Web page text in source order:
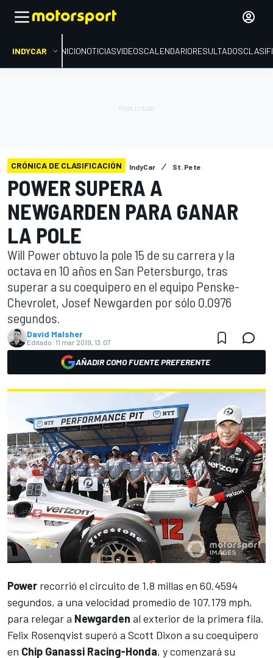
INDYCAR INICIONOTICIASVIDEOSCALENDARIORESULTADOS
CRÓNICA DE CLASIFICACIÓN IndyCar St. Pete
POWER SUPERA A
NEWGARDEN PARA GANAR
LA POLE
Will Power obtuvo la pole 15 de su carrera y la
octava en 10 años en San Petersburgo, tras
superar a su coequipero en el equipo Penske-
Chevrolet, Josef Newgarden por sólo 0.0976
segundos.
David Malsher
Editado: 11 mar 2019, 13:07
AÑADIR COMO FUENTE PREFERENTE
Power recorrió el circuito de 1.8 millas en 60.4594
segundos, a una velocidad promedio de 107.179 mph,
para relegar a Newgarden al exterior de la primera fila.
Felix Rosenqvist superó a Scott Dixon a su coequipero
en Chip Ganassi Racing-Honda, y comenzará su